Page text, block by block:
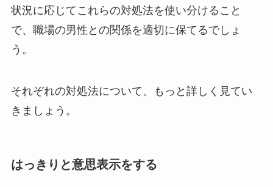
状況に応じてこれらの対処法を使い分けること
で、職場の男性との関係を適切に保てるでしょ
う。
それぞれの対処法について、もっと詳しく見てい
きましょう。
はっきりと意思表示をする